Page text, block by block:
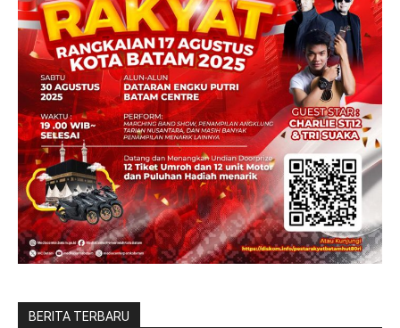
BERITA TERBARU